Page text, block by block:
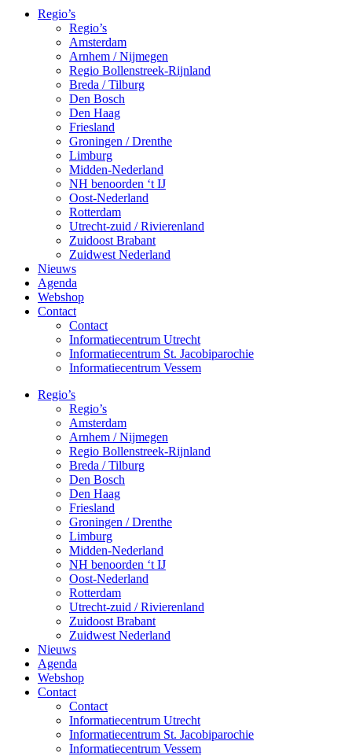
Regio’s
Regio’s
Amsterdam
Arnhem / Nijmegen
Regio Bollenstreek-Rijnland
Breda / Tilburg
Den Bosch
Den Haag
Friesland
Groningen / Drenthe
Limburg
Midden-Nederland
NH benoorden ‘t IJ
Oost-Nederland
Rotterdam
Utrecht-zuid / Rivierenland
Zuidoost Brabant
Zuidwest Nederland
Nieuws
Agenda
Webshop
Contact
Contact
Informatiecentrum Utrecht
Informatiecentrum St. Jacobiparochie
Informatiecentrum Vessem
Regio’s
Regio’s
Amsterdam
Arnhem / Nijmegen
Regio Bollenstreek-Rijnland
Breda / Tilburg
Den Bosch
Den Haag
Friesland
Groningen / Drenthe
Limburg
Midden-Nederland
NH benoorden ‘t IJ
Oost-Nederland
Rotterdam
Utrecht-zuid / Rivierenland
Zuidoost Brabant
Zuidwest Nederland
Nieuws
Agenda
Webshop
Contact
Contact
Informatiecentrum Utrecht
Informatiecentrum St. Jacobiparochie
Informatiecentrum Vessem